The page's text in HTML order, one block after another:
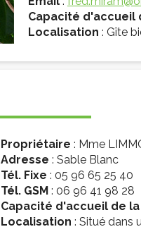
Capacité d'accueil
Localisation : Gîte
Propriétaire : Mme
Adresse : Sable Blanc
Tél. Fixe : 05 96 65 25 40
Tél. GSM : 06 96 41 98 28
Capacité d'accueil de
Localisation : Situé dans